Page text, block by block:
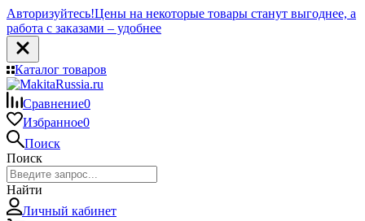
Авторизуйтесь!Цены на некоторые товары станут выгоднее, а
работа с заказами – удобнее
Каталог товаров
Сравнение0
Избранное0
Поиск
Поиск
Найти
Личный кабинет